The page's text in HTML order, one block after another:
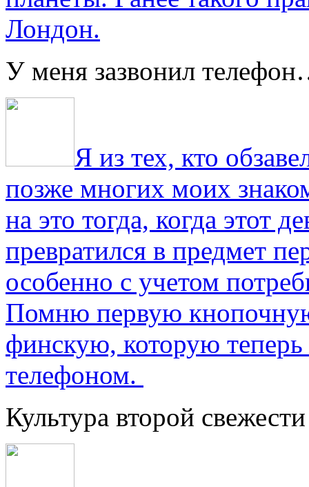
Лондон.
У меня зазвонил
Я из тех, кто
позже многих моих
на это тогда, когда этот
превратился в предмет
особенно с учетом
Помню первую
финскую, которую
телефоном.
Культура второй свежести